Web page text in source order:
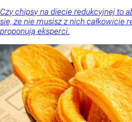
Czy chipsy na diecie redukcyjnej to
się, że nie musisz z nich całkowicie
proponują eksperci.